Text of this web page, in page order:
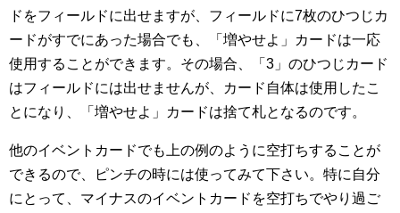
ドをフィールドに出せますが、フィールドに7枚のひつじカ
ードがすでにあった場合でも、「増やせよ」カードは一応
使用することができます。その場合、「3」のひつじカード
はフィールドには出せませんが、カード自体は使用したこ
とになり、「増やせよ」カードは捨て札となるのです。
他のイベントカードでも上の例のように空打ちすることが
できるので、ピンチの時には使ってみて下さい。特に自分
にとって、マイナスのイベントカードを空打ちでやり過ご